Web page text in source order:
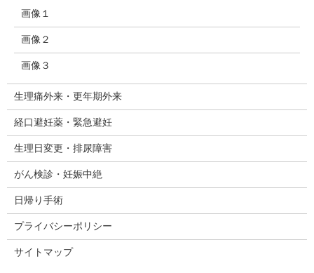
画像１
画像２
画像３
生理痛外来・更年期外来
経口避妊薬・緊急避妊
生理日変更・排尿障害
がん検診・妊娠中絶
日帰り手術
プライバシーポリシー
サイトマップ